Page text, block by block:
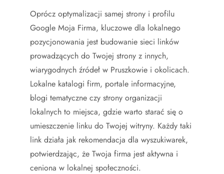
Oprócz optymalizacji samej strony i profilu
Google Moja Firma, kluczowe dla lokalnego
pozycjonowania jest budowanie sieci linków
prowadzących do Twojej strony z innych,
wiarygodnych źródeł w Pruszkowie i okolicach.
Lokalne katalogi firm, portale informacyjne,
blogi tematyczne czy strony organizacji
lokalnych to miejsca, gdzie warto starać się o
umieszczenie linku do Twojej witryny. Każdy taki
link działa jak rekomendacja dla wyszukiwarek,
potwierdzając, że Twoja firma jest aktywna i
ceniona w lokalnej społeczności.